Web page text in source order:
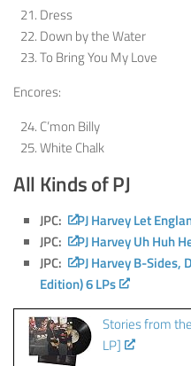
Dress
Down by the Water
To Bring You My Love
Encores:
C’mon Billy
White Chalk
All Kinds of PJ
JPC:
PJ Harvey Let
JPC:
PJ Harvey Uh Huh
JPC:
PJ Harvey B-Sides,
Edition) 6 LPs
Stories from
LP]